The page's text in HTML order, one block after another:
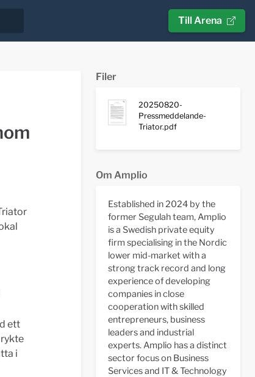
Till Arena
ett
i
Filer
20250820-
Pressmeddelande-
Triator.pdf
Om Amplio
Established in 2024 by the
former Segulah team, Amplio
is a Swedish private equity
firm specialising in the Nordic
lower mid-market with a
strong track record and long
experience of developing
companies in close
cooperation with skilled
entrepreneurs, business
leaders and industrial
experts. Amplio has a distinct
sector focus on Business
Services and IT & Technology